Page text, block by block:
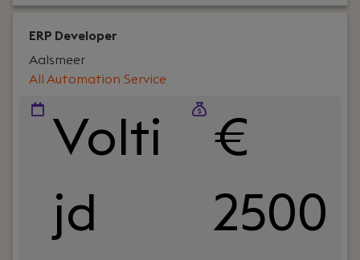
ERP Developer
All Automation Service
Aalsmeer
Volti
jd
€
2500